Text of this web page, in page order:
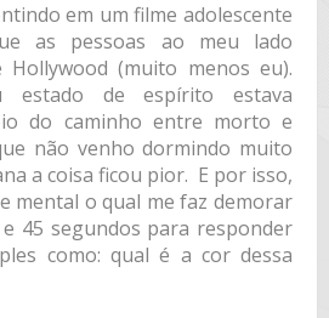
em um filme adolescente
as pessoas ao meu lado
Hollywood (muito menos eu).
de espírito estava
do caminho entre morto e
não venho dormindo muito
a coisa ficou pior. E por isso,
mental o qual me faz demorar
45 segundos para responder
como: qual é a cor dessa